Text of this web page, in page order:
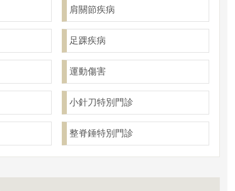
肩關節疾病
足踝疾病
運動傷害
小針刀特別門診
整脊錘特別門診